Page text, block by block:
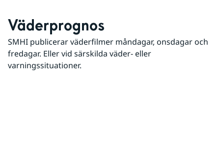
Väderprognos
SMHI publicerar väderfilmer måndagar, onsdagar och
fredagar. Eller vid särskilda väder- eller
varningssituationer.